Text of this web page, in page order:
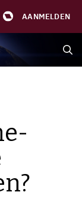
AANMELDEN